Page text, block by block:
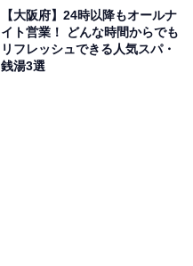
【大阪府】24時以降もオールナ
イト営業！ どんな時間からでも
リフレッシュできる人気スパ・
銭湯3選